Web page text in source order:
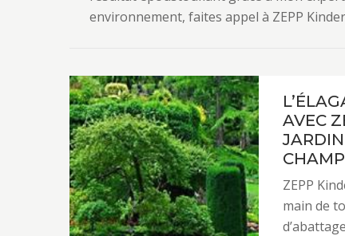
environnement, faites appel à ZEPP
AVEC
ZEPP
main de